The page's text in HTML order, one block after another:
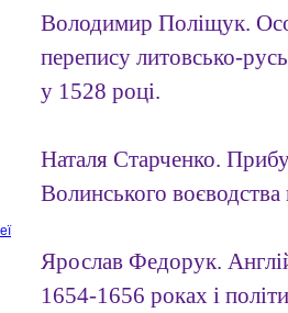
Володимир Поліщук.
перепису литовсько-
у 1528 році.
Наталя Старченко.
Волинського воєводства
Ярослав Федорук.
1654-1656 роках і